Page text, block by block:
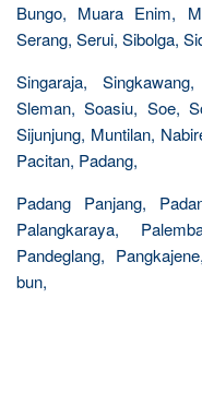
Bungo, Muara Enim,
Serang, Serui, Sibolga,
Singaraja,
Sleman, Soasiu, Soe,
Sijunjung, Muntilan,
Pacitan, Padang,
Padang Panjang,
Palangkaraya,
Pandeglang,
bun,